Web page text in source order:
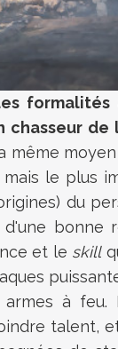
formalités
chasseur
même
le plus
du
bonne
et le skill
à feu.
talent,